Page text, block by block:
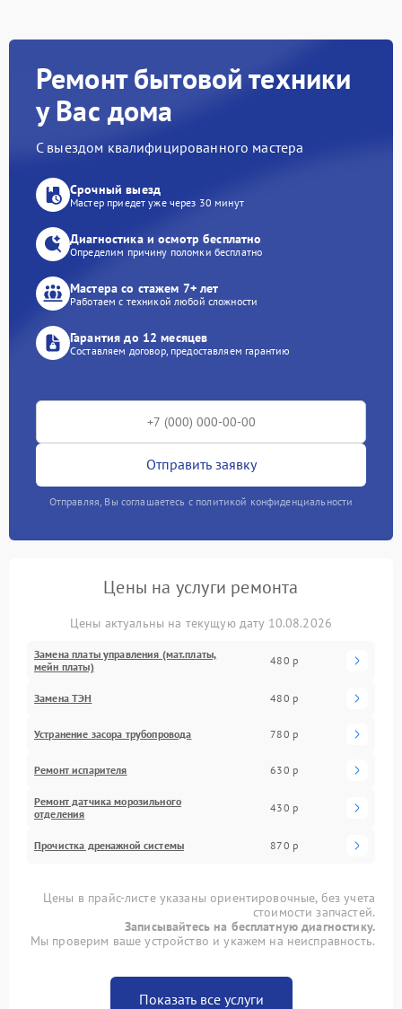
Ремонт бытовой техники
у Вас дома
С выездом квалифицированного мастера
Срочный выезд
Мастер приедет уже через 30 минут
Диагностика и осмотр бесплатно
Определим причину поломки бесплатно
Мастера со стажем 7+ лет
Работаем с техникой любой сложности
Гарантия до 12 месяцев
Составляем договор, предоставляем гарантию
Отправить заявку
Отправляя, Вы соглашаетесь с политикой конфиденциальности
Цены на услуги ремонта
Цены актуальны на текущую дату 10.08.2026
Замена платы управления (мат.платы,
мейн платы)
480 р
Замена ТЭН 480 р
Устранение засора трубопровода 780 р
Ремонт испарителя 630 р
Ремонт датчика морозильного
отделения
430 р
Прочистка дренажной системы 870 р
Цены в прайс-листе указаны ориентировочные, без учета
стоимости запчастей.
Записывайтесь на бесплатную диагностику.
Мы проверим ваше устройство и укажем на неисправность.
Показать все услуги